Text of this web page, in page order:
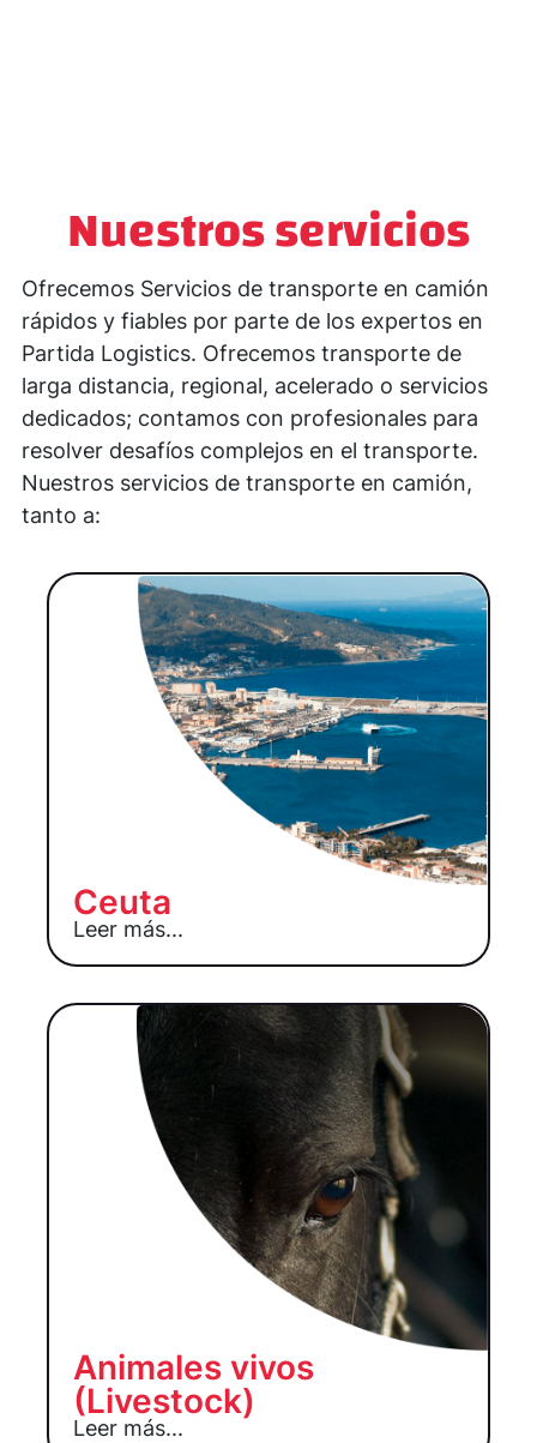
Nuestros servicios
Ofrecemos Servicios de transporte en camión
rápidos y fiables por parte de los expertos en
Partida Logistics. Ofrecemos transporte de
larga distancia, regional, acelerado o servicios
dedicados; contamos con profesionales para
resolver desafíos complejos en el transporte.
Nuestros servicios de transporte en camión,
tanto a:
Ceuta
Leer más...
Animales vivos
(Livestock)
Leer más...